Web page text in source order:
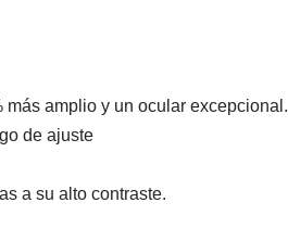
amplio y un ocular excepcional.
de ajuste
a su alto contraste.